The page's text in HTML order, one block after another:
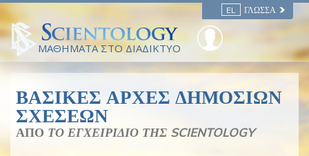
EL ΓΛΏΣΣΑ
ΜΑΘΗΜΑΤΑ ΣΤΟ ΔΙΑΔΙΚΤΥΟ
ΒΑΣΙΚΕΣ ΑΡΧΕΣ ΔΗΜΟΣΙΩΝ
ΣΧΕΣΕΩΝ
ΑΠΟ ΤΟ ΕΓΧΕΙΡΙΔΙΟ ΤΗΣ SCIENTOLOGY